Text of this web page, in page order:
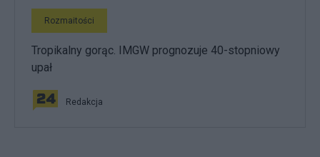
Rozmaitości
Tropikalny gorąc. IMGW prognozuje 40-stopniowy
upał
Redakcja